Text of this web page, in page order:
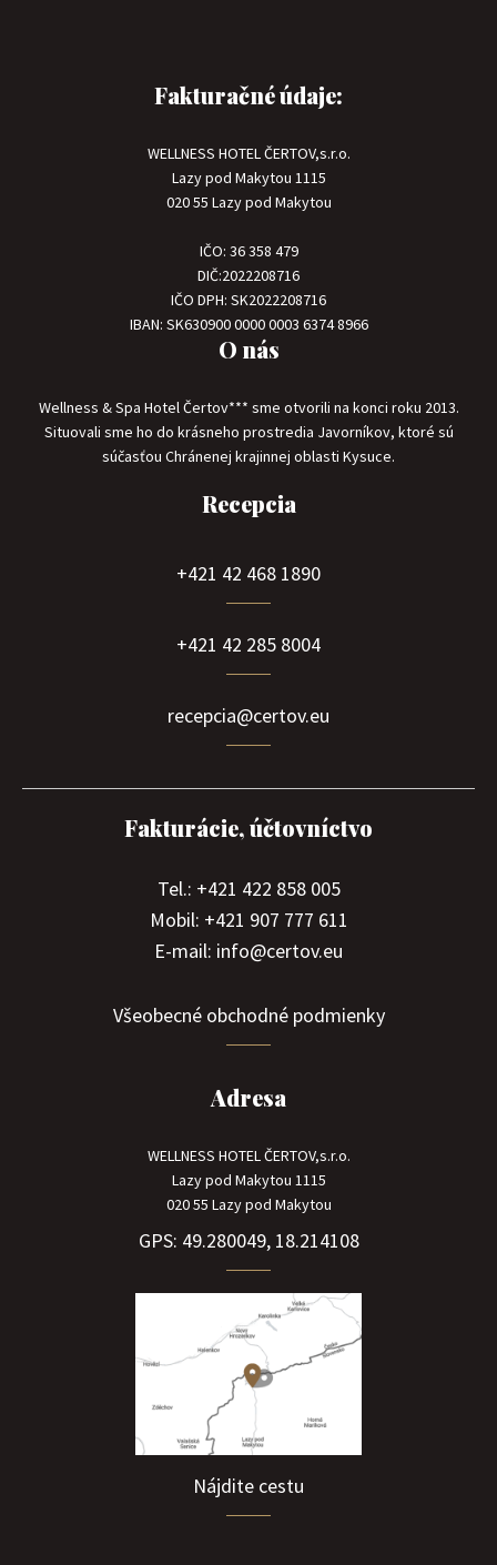
Fakturačné údaje:
WELLNESS HOTEL ČERTOV,s.r.o.
Lazy pod Makytou 1115
020 55 Lazy pod Makytou
IČO: 36 358 479
DIČ:2022208716
IČO DPH: SK2022208716
IBAN: SK630900 0000 0003 6374 8966
O nás
Wellness & Spa Hotel Čertov*** sme otvorili na konci roku 2013.
Situovali sme ho do krásneho prostredia Javorníkov, ktoré sú
súčasťou Chránenej krajinnej oblasti Kysuce.
Recepcia
+421 42 468 1890
+421 42 285 8004
recepcia@certov.eu
Fakturácie, účtovníctvo
Tel.: +421 422 858 005
Mobil: +421 907 777 611
E-mail: info@certov.eu
Všeobecné obchodné podmienky
Adresa
WELLNESS HOTEL ČERTOV,s.r.o.
Lazy pod Makytou 1115
020 55 Lazy pod Makytou
GPS: 49.280049, 18.214108
Nájdite cestu